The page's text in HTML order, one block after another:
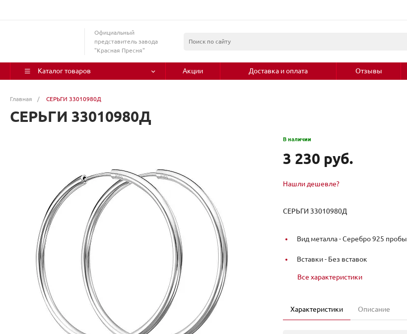
Официальный
представитель завода
"Красная Пресня"
Каталог товаров Акции Доставка и оплата Отзывы
Главная / СЕРЬГИ 33010980Д
СЕРЬГИ 33010980Д
В наличии
3 230 руб.
Нашли дешевле?
СЕРЬГИ 33010980Д
Вид металла -Серебро 925 пробы
Вставки - Без вставок
Все характеристики
Характеристики Описание